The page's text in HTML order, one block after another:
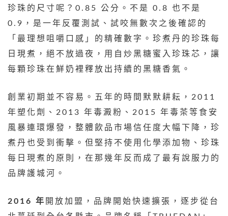
珍珠的尺寸呢？0.85 公分。不是 0.8 也不是
0.9，是一年反覆測試、試咬無數次之後確認的
「最理想咀嚼口感」的精確數字。珍煮丹的珍珠每
日現煮，絕不放過夜，用自炒黑糖蜜入珍珠芯，讓
每顆珍珠在鮮奶裡釋放出持續的黑糖香氣。
創業初期並不容易。五年的時間默默耕耘，2011
年塑化劑、2013 年毒澱粉、2015 年毒茶等食安
風暴連環爆發，整體飲品市場信任度大幅下降，珍
煮丹也受到衝擊。但堅持不使用化學添加物、珍珠
每日現煮的原則，在那幾年反而成了最有說服力的
品牌護城河。
2016 年 開放加盟，品牌開始快速擴張，逐步從台